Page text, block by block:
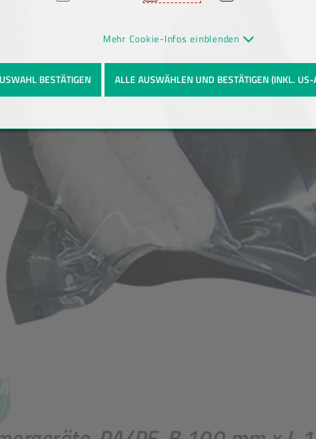
Mehr Cookie-Infos einblenden
BESTÄTIGEN ALLE AUSWÄHLEN UND BESTÄTIGEN (INKL. US-